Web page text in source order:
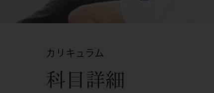
カリキュラム
科目詳細